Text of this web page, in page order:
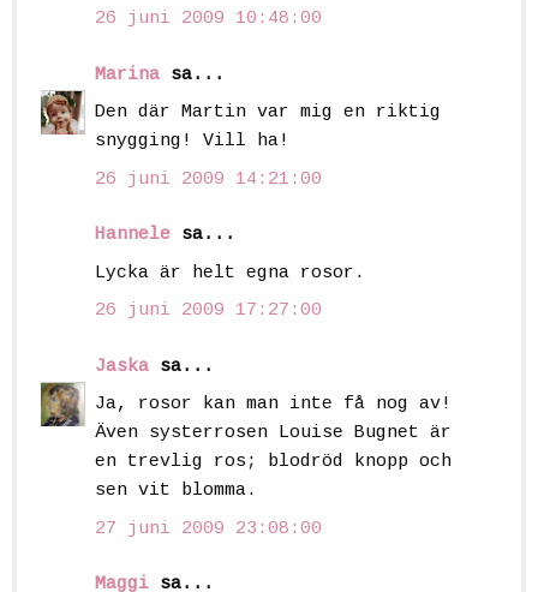
26 juni 2009 10:48:00
Marina sa...
Den där Martin var mig en riktig
snygging! Vill ha!
26 juni 2009 14:21:00
Hannele sa...
Lycka är helt egna rosor.
26 juni 2009 17:27:00
Jaska sa...
Ja, rosor kan man inte få nog av!
Även systerrosen Louise Bugnet är
en trevlig ros; blodröd knopp och
sen vit blomma.
27 juni 2009 23:08:00
Maggi sa...